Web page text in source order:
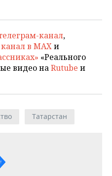
канал,
канал в MAXи
«Реального
видео наRutube и
Татарстан